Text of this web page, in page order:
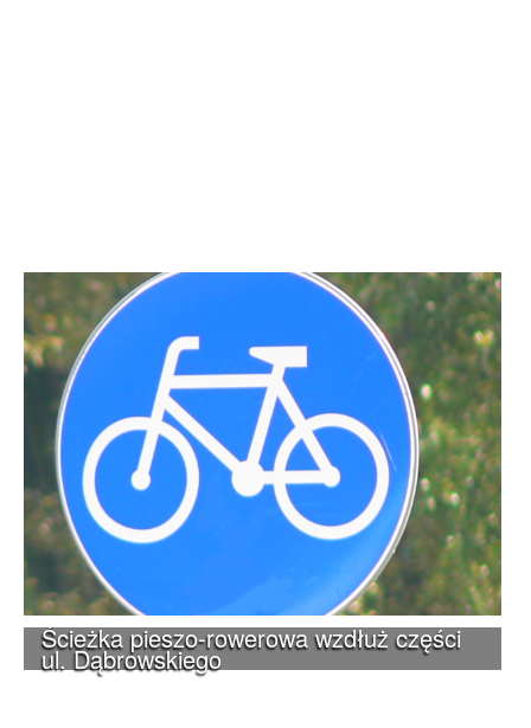
Ścieżka pieszo-rowerowa wzdłuż części
ul. Dąbrowskiego